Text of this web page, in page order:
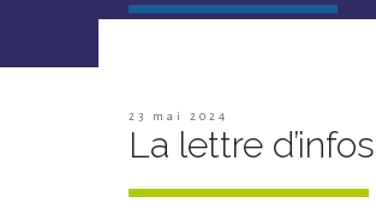
23 mai 2024
La lettre